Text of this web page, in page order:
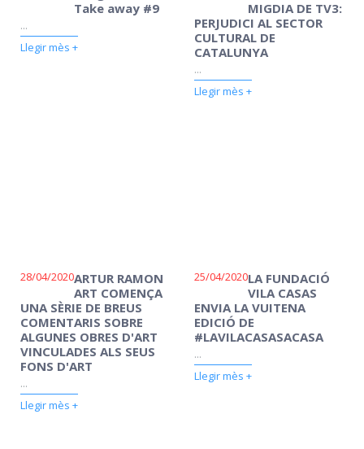
Take away #9
...
Llegir mès +
MIGDIA DE TV3:
PERJUDICI AL SECTOR
CULTURAL DE
CATALUNYA
...
Llegir mès +
28/04/2020ARTUR RAMON
ART COMENÇA
UNA SÈRIE DE BREUS
COMENTARIS SOBRE
ALGUNES OBRES D'ART
VINCULADES ALS SEUS
FONS D'ART
...
Llegir mès +
25/04/2020LA FUNDACIÓ
VILA CASAS
ENVIA LA VUITENA
EDICIÓ DE
#LAVILACASASACASA
...
Llegir mès +